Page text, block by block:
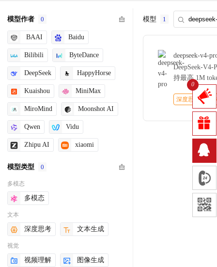
模型作者 0
BAAI Baidu
Bilibili ByteDance
DeepSeek HappyHorse
Kuaishou MiniMax
MiroMind Moonshot AI
Qwen Vidu
Zhipu AI xiaomi
模型类型 0
多模态
多模态
文本
深度思考 文本生成
视觉
视频理解 图像生成
模型 1
deepseek-v4-
DeepSeek-
持最高 1M
与世界知识
型。在数学
Agentic
支持思考模式
合对质量与
深度思考
0